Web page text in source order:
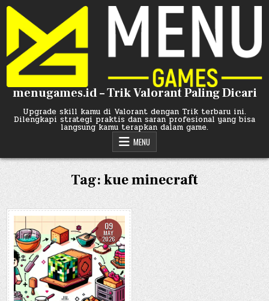
Skip
content
menugames.id – Trik Valorant Paling Dicari
Upgrade skill kamu di Valorant dengan Trik terbaru ini.
Dilengkapi strategi praktis dan saran profesional yang bisa
langsung kamu terapkan dalam game.
MENU
Tag:kue minecraft
09
MAY
2026